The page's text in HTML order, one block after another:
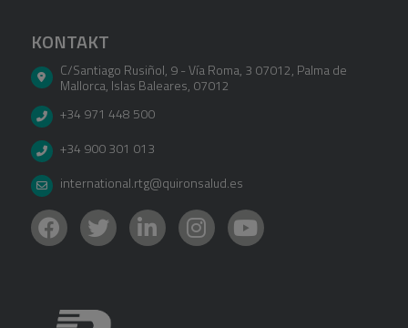
KONTAKT
C/Santiago Rusiñol, 9 - Vía Roma, 3 07012, Palma de
Mallorca, Islas Baleares, 07012
+34 971 448 500
+34 900 301 013
international.rtg@quironsalud.es